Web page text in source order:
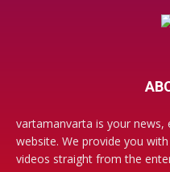
vartamanvarta is your
website. We provide you
videos straight from the